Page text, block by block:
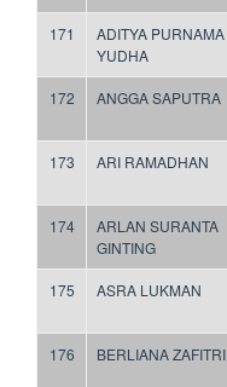
171
ADITYA PURNAMA
YUDHA
172 ANGGA SAPUTRA
173 ARI RAMADHAN
174
ARLAN SURANTA
GINTING
175 ASRA LUKMAN
176 BERLIANA ZAFITRI